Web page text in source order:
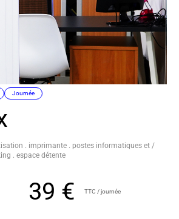
Journée
. imprimante . postes informatiques et /
. espace détente
39 € TTC / journée